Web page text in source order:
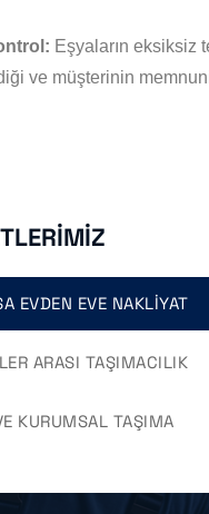
Eşyaların eksiksiz
ve müşterinin
EVDEN EVE NAKLIYAT
ARASI TAŞIMACILIK
KURUMSAL TAŞIMA